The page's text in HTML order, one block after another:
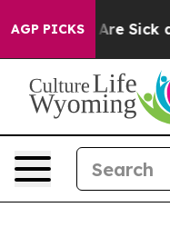
AGP PICKSAre Sick